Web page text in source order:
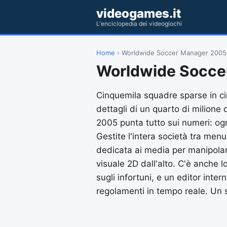
videogames.it
L'enciclopedia dei videogiochi
Home › Worldwide Soccer Manager 2005
Worldwide
Cinquemila squadre sparse in
dettagli di un quarto di milione
2005 punta tutto sui numeri:
Gestite l'intera società tra
dedicata ai media per
visuale 2D dall'alto. C'è anche
sugli infortuni, e un editor
regolamenti in tempo reale. Un